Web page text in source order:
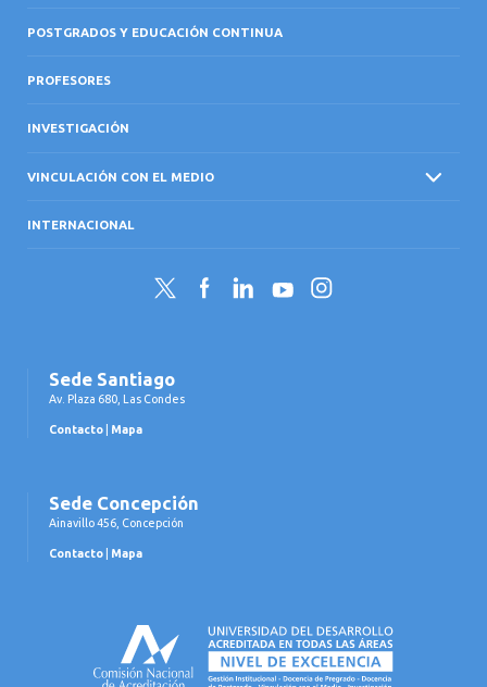
POSTGRADOS Y EDUCACIÓN CONTINUA
PROFESORES
INVESTIGACIÓN
VINCULACIÓN CON EL MEDIO
INTERNACIONAL
Twitter FacebookLinkedInYouTubeInstagram
Sede Santiago
Av. Plaza 680, Las Condes
Contacto Mapa
Sede Concepción
Ainavillo 456, Concepción
Contacto Mapa